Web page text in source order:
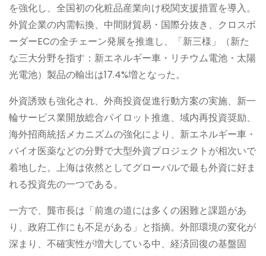
を強化し、全国初の化粧品産業向け税関支援措置を導入。
外貿企業の内需転換、中間財貿易・国際分抜き、クロスボ
ーダーECの全チェーン発展を推進し、「新三様」（新た
な三大分野を指す：新エネルギー車・リチウム電池・太陽
光電池）製品の輸出は17.4%増となった。
外資誘致も強化され、外商投資促進行動方案の実施、新一
輪サービス業開放総合パイロット推進、域内再投資奨励、
海外招商統括メカニズムの強化により、新エネルギー車・
バイオ医薬などの分野で大型外資プロジェクトが相次いで
着地した。上海は依然としてグローバルで最も外資に好ま
れる投資先の一つである。
一方で、龔市長は「前進の道には多くの困難と課題があ
り、政府工作にも不足がある」と指摘。外部環境の変化が
深まり、不確実性が増大している中、経済回復の基盤固